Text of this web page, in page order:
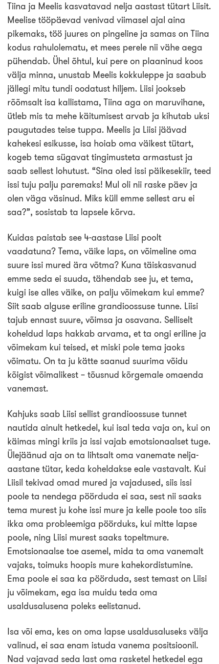
Tiina ja Meelis kasvatavad nelja aastast tütart Liisit.
Meelise tööpäevad venivad viimasel ajal aina
pikemaks, töö juures on pingeline ja samas on Tiina
kodus rahulolematu, et mees perele nii vähe aega
pühendab. Ühel õhtul, kui pere on plaaninud koos
välja minna, unustab Meelis kokkuleppe ja saabub
jällegi mitu tundi oodatust hiljem. Liisi jookseb
rõõmsalt isa kallistama, Tiina aga on maruvihane,
ütleb mis ta mehe käitumisest arvab ja kihutab uksi
paugutades teise tuppa. Meelis ja Liisi jäävad
kahekesi esikusse, isa hoiab oma väikest tütart,
kogeb tema sügavat tingimusteta armastust ja
saab sellest lohutust. “Sina oled issi päikesekiir, teed
issi tuju palju paremaks! Mul oli nii raske päev ja
olen väga väsinud. Miks küll emme sellest aru ei
saa?”, sosistab ta lapsele kõrva.
Kuidas paistab see 4-aastase Liisi poolt
vaadatuna? Tema, väike laps, on võimeline oma
suure issi mured ära võtma? Kuna täiskasvanud
emme seda ei suuda, tähendab see ju, et tema,
kuigi ise alles väike, on palju võimekam kui emme?
Siit saab alguse eriline grandioossuse tunne. Liisi
tajub ennast suure, võimsa ja osavana. Selliselt
koheldud laps hakkab arvama, et ta ongi eriline ja
võimekam kui teised, et miski pole tema jaoks
võimatu. On ta ju kätte saanud suurima võidu
kõigist võimalikest – tõusnud kõrgemale omaenda
vanemast.
Kahjuks saab Liisi sellist grandioossuse tunnet
nautida ainult hetkedel, kui isal teda vaja on, kui on
käimas mingi kriis ja issi vajab emotsionaalset tuge.
Ülejäänud aja on ta lihtsalt oma vanemate nelja-
aastane tütar, keda koheldakse eale vastavalt. Kui
Liisil tekivad omad mured ja vajadused, siis issi
poole ta nendega pöörduda ei saa, sest nii saaks
tema murest ju kohe issi mure ja kelle poole too siis
ikka oma probleemiga pöörduks, kui mitte lapse
poole, ning Liisi murest saaks topeltmure.
Emotsionaalse toe asemel, mida ta oma vanemalt
vajaks, toimuks hoopis mure kahekordistumine.
Ema poole ei saa ka pöörduda, sest temast on Liisi
ju võimekam, ega isa muidu teda oma
usaldusalusena poleks eelistanud.
Isa või ema, kes on oma lapse usaldusaluseks välja
valinud, ei saa enam istuda vanema positsioonil.
Nad vajavad seda last oma rasketel hetkedel ega